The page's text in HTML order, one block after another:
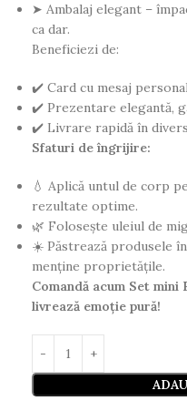
➤ Ambalaj elegant –
ca dar.
Beneficiezi de:
✔️ Card cu mesaj
✔️ Prezentare elegantă,
✔️ Livrare rapidă în
Sfaturi de îngrijire:
💧 Aplică untul de corp
rezultate optime.
🌿 Folosește uleiul de
☀️ Păstrează produsele
menține proprietățile.
Comandă acum Set
livrează emoție pură!